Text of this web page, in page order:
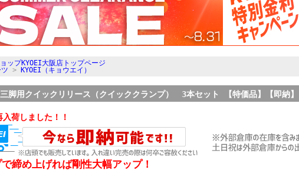
ップKYOEI大阪店トップページ
> KYOEI（キョウエイ）
脚用クイックリリース（クイッククランプ） 3本セット 【特価品】【即納】
入荷しました！！
締め上げれば剛性大幅アップ！